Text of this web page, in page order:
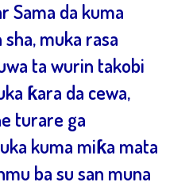
Sama da kuma
muka rasa
ta wurin takobi
ƙara da cewa,
turare ga
kuma miƙa mata
ba su san muna